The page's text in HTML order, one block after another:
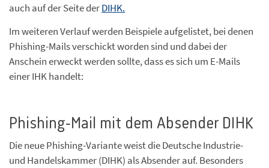
auch auf der Seite derDIHK.
Im weiteren Verlauf werden Beispiele aufgelistet, bei denen
Phishing-Mails verschickt worden sind und dabei der
Anschein erweckt werden sollte, dass es sich um E-Mails
einer IHK handelt:
Phishing-Mail mit dem Absender DIHK
Die neue Phishing-Variante weist die Deutsche Industrie-
und Handelskammer (DIHK) als Absender auf. Besonders